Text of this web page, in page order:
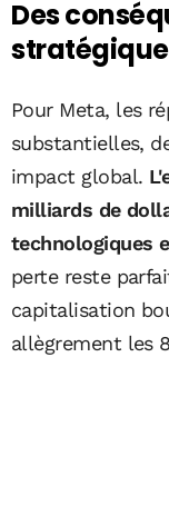
Des
Pour Meta, les
substantielles,
impact global.
milliards de
technologiques
perte reste
capitalisation
allègrement les